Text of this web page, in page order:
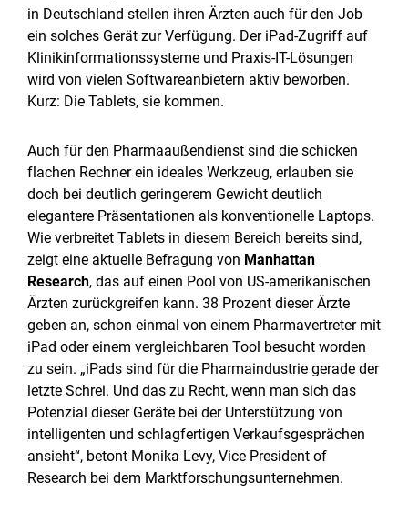
in Deutschland stellen ihren Ärzten auch für den Job
ein solches Gerät zur Verfügung. Der iPad-Zugriff auf
Klinikinformationssysteme und Praxis-IT-Lösungen
wird von vielen Softwareanbietern aktiv beworben.
Kurz: Die Tablets, sie kommen.
Auch für den Pharmaaußendienst sind die schicken
flachen Rechner ein ideales Werkzeug, erlauben sie
doch bei deutlich geringerem Gewicht deutlich
elegantere Präsentationen als konventionelle Laptops.
Wie verbreitet Tablets in diesem Bereich bereits sind,
zeigt eine aktuelle Befragung von Manhattan
Research, das auf einen Pool von US-amerikanischen
Ärzten zurückgreifen kann. 38 Prozent dieser Ärzte
geben an, schon einmal von einem Pharmavertreter mit
iPad oder einem vergleichbaren Tool besucht worden
zu sein. „iPads sind für die Pharmaindustrie gerade der
letzte Schrei. Und das zu Recht, wenn man sich das
Potenzial dieser Geräte bei der Unterstützung von
intelligenten und schlagfertigen Verkaufsgesprächen
ansieht“, betont Monika Levy, Vice President of
Research bei dem Marktforschungsunternehmen.